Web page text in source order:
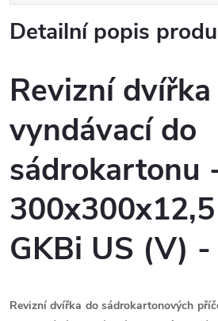
Detailní popis
Revizní dvířka
vyndávací do
sádrokartonu
GKBi US (V) -
Revizní dvířka do sádrokartonových